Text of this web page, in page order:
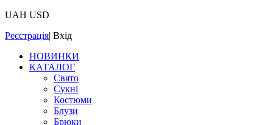
UAH USD
Реєстрація| Вхід
НОВИНКИ
КАТАЛОГ
Свято
Сукні
Костюми
Блузи
Брюки